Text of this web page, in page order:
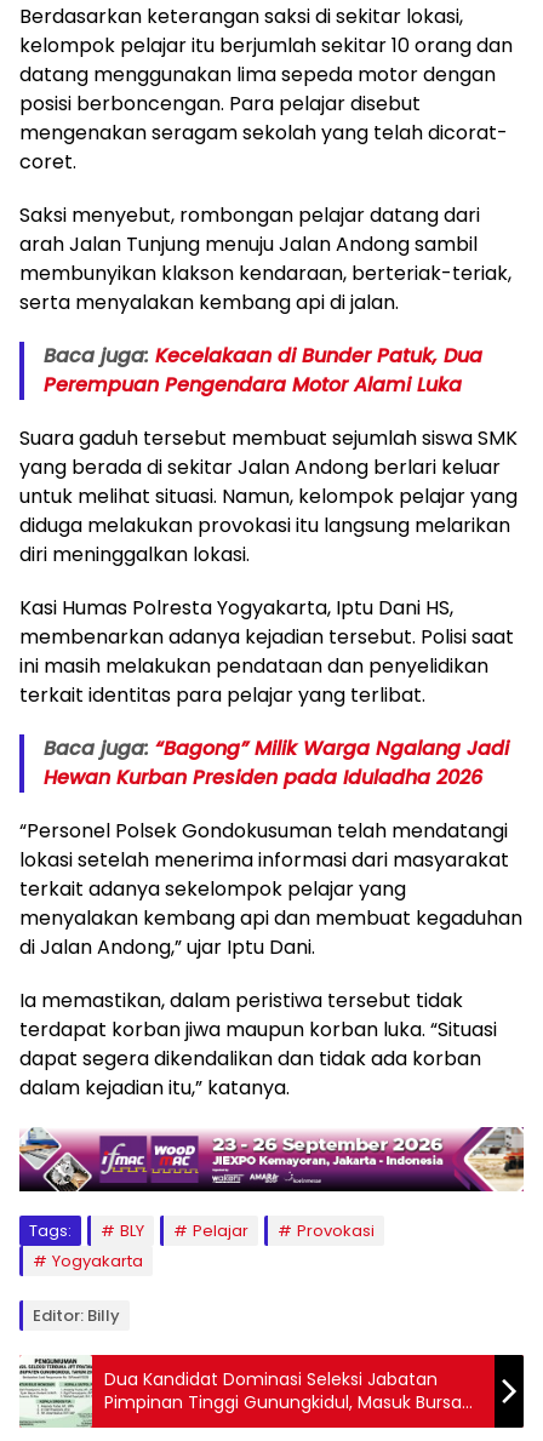
Berdasarkan keterangan saksi di sekitar lokasi,
kelompok pelajar itu berjumlah sekitar 10 orang dan
datang menggunakan lima sepeda motor dengan
posisi berboncengan. Para pelajar disebut
mengenakan seragam sekolah yang telah dicorat-
coret.
Saksi menyebut, rombongan pelajar datang dari
arah Jalan Tunjung menuju Jalan Andong sambil
membunyikan klakson kendaraan, berteriak-teriak,
serta menyalakan kembang api di jalan.
Baca juga: Kecelakaan di Bunder Patuk, Dua
Perempuan Pengendara Motor Alami Luka
Suara gaduh tersebut membuat sejumlah siswa SMK
yang berada di sekitar Jalan Andong berlari keluar
untuk melihat situasi. Namun, kelompok pelajar yang
diduga melakukan provokasi itu langsung melarikan
diri meninggalkan lokasi.
Kasi Humas Polresta Yogyakarta, Iptu Dani HS,
membenarkan adanya kejadian tersebut. Polisi saat
ini masih melakukan pendataan dan penyelidikan
terkait identitas para pelajar yang terlibat.
Baca juga: “Bagong” Milik Warga Ngalang Jadi
Hewan Kurban Presiden pada Iduladha 2026
“Personel Polsek Gondokusuman telah mendatangi
lokasi setelah menerima informasi dari masyarakat
terkait adanya sekelompok pelajar yang
menyalakan kembang api dan membuat kegaduhan
di Jalan Andong,” ujar Iptu Dani.
Ia memastikan, dalam peristiwa tersebut tidak
terdapat korban jiwa maupun korban luka. “Situasi
dapat segera dikendalikan dan tidak ada korban
dalam kejadian itu,” katanya.
Tags: BLY Pelajar
Provokasi
Yogyakarta
Editor: Billy
Dua Kandidat Dominasi Seleksi Jabatan
Pimpinan Tinggi Gunungkidul, Masuk Bursa
RSUD hingga Dinsos P3A